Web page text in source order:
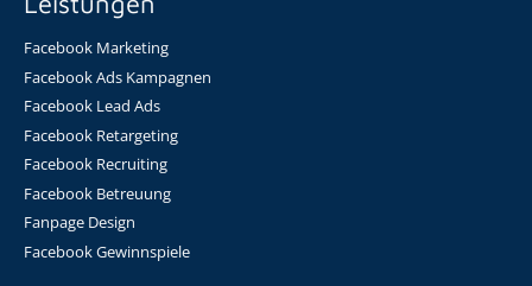
Facebook Marketing
Facebook Ads Kampagnen
Facebook Lead Ads
Facebook Retargeting
Facebook Recruiting
Facebook Betreuung
Fanpage Design
Facebook Gewinnspiele